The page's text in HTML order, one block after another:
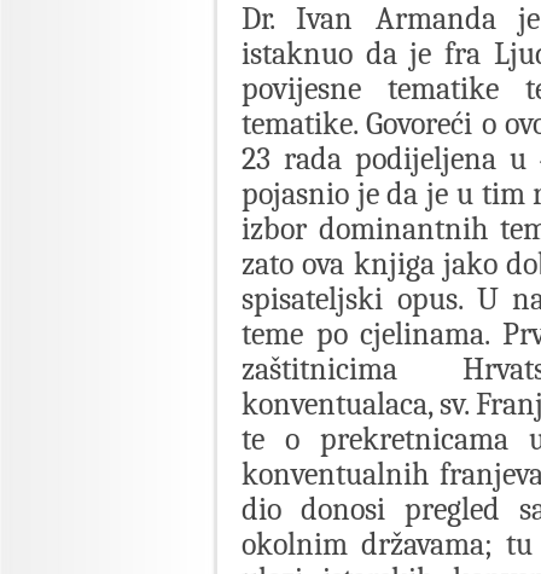
Dr. Ivan Armanda
istaknuo da je fra
povijesne tematike
tematike. Govoreći o
23 rada podijeljena u
pojasnio je da je u tim
izbor dominantnih
zato ova knjiga jako
spisateljski opus. U
teme po cjelinama.
zaštitnicima
konventualaca, sv.
te o prekretnicama
konventualnih
dio donosi pregled
okolnim državama;